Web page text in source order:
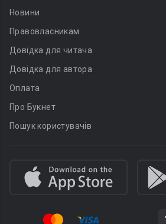
Новини
Правовласникам
Довідка для читача
Довідка для автора
Оплата
Про Букнет
Пошук користувачів